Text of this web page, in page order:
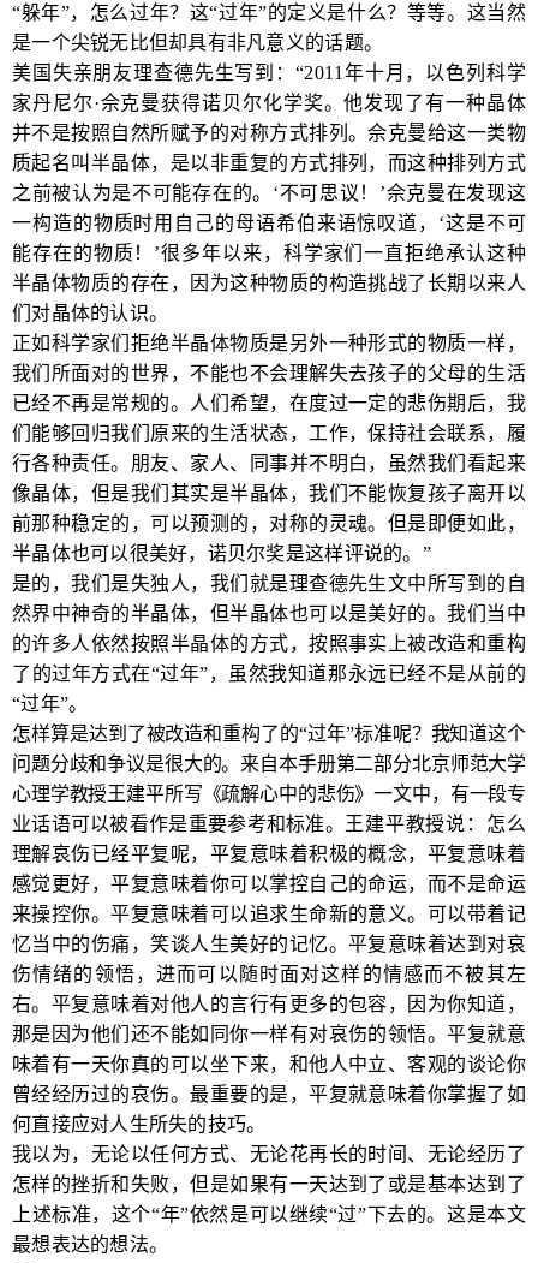
“躲年”，怎么过年？这“过年”的定义是什么？等等。这当然
是一个尖锐无比但却具有非凡意义的话题。
美国失亲朋友理查德先生写到：“2011年十月，以色列科学
家丹尼尔·佘克曼获得诺贝尔化学奖。他发现了有一种晶体
并不是按照自然所赋予的对称方式排列。佘克曼给这一类物
质起名叫半晶体，是以非重复的方式排列，而这种排列方式
之前被认为是不可能存在的。‘不可思议！’佘克曼在发现这
一构造的物质时用自己的母语希伯来语惊叹道，‘这是不可
能存在的物质！’很多年以来，科学家们一直拒绝承认这种
半晶体物质的存在，因为这种物质的构造挑战了长期以来人
们对晶体的认识。
正如科学家们拒绝半晶体物质是另外一种形式的物质一样，
我们所面对的世界，不能也不会理解失去孩子的父母的生活
已经不再是常规的。人们希望，在度过一定的悲伤期后，我
们能够回归我们原来的生活状态，工作，保持社会联系，履
行各种责任。朋友、家人、同事并不明白，虽然我们看起来
像晶体，但是我们其实是半晶体，我们不能恢复孩子离开以
前那种稳定的，可以预测的，对称的灵魂。但是即便如此，
半晶体也可以很美好，诺贝尔奖是这样评说的。”
是的，我们是失独人，我们就是理查德先生文中所写到的自
然界中神奇的半晶体，但半晶体也可以是美好的。我们当中
的许多人依然按照半晶体的方式，按照事实上被改造和重构
了的过年方式在“过年”，虽然我知道那永远已经不是从前的
“过年”。
怎样算是达到了被改造和重构了的“过年”标准呢？我知道这个
问题分歧和争议是很大的。来自本手册第二部分北京师范大学
心理学教授王建平所写《疏解心中的悲伤》一文中，有一段专
业话语可以被看作是重要参考和标准。
王建平教授说：怎么
理解哀伤已经平复呢，平复意味着积极的概念，平复意味着
感觉更好，平复意味着你可以掌控自己的命运，而不是命运
来操控你。平复意味着可以追求生命新的意义。可以带着记
忆当中的伤痛，笑谈人生美好的记忆。平复意味着达到对哀
伤情绪的领悟，进而可以随时面对这样的情感而不被其左
右。平复意味着对他人的言行有更多的包容，因为你知道，
那是因为他们还不能如同你一样有对哀伤的领悟。平复就意
味着有一天你真的可以坐下来，和他人中立、客观的谈论你
曾经经历过的哀伤。最重要的是，平复就意味着你掌握了如
何直接应对人生所失的技巧。
我以为，无论以任何方式、无论花再长的时间、无论经历了
怎样的挫折和失败，但是如果有一天达到了或是基本达到了
上述标准，这个“年”依然是可以继续“过”下去的。这是本文
最想表达的想法。